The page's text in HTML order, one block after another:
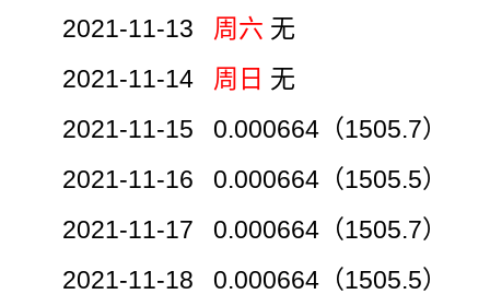
2021-11-13 周六 无
2021-11-14 周日 无
2021-11-15 0.000664（1505.7）
2021-11-16 0.000664（1505.5）
2021-11-17 0.000664（1505.7）
2021-11-18 0.000664（1505.5）